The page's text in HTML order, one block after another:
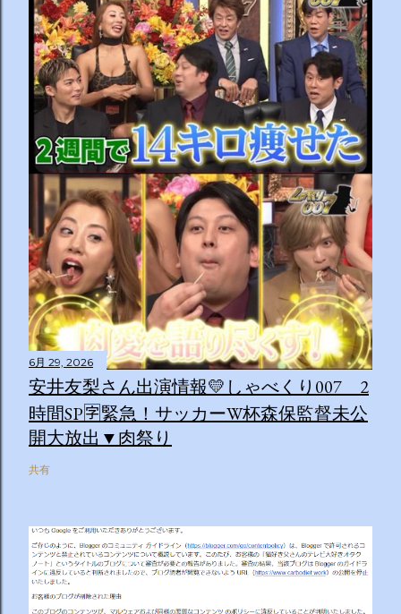
6月 29, 2026
安井友梨さん出演情報💛しゃべくり007 2
時間SP🈑緊急！サッカーW杯森保監督未公
開大放出▼肉祭り
共有